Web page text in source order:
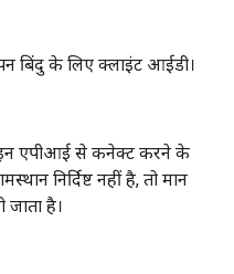
बिंदु के लिए क्लाइंट आईडी।
एपीआई से कनेक्ट करने के
निर्दिष्ट नहीं है, तो मान
जाता है।